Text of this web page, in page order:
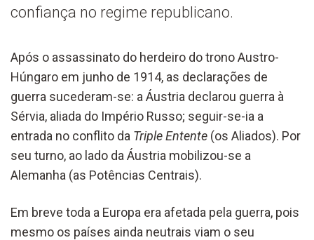
confiança no regime republicano.
Após o assassinato do herdeiro do trono Austro-
Húngaro em junho de 1914, as declarações de
guerra sucederam-se: a Áustria declarou guerra à
Sérvia, aliada do Império Russo; seguir-se-ia a
entrada no conflito da Triple Entente (os Aliados). Por
seu turno, ao lado da Áustria mobilizou-se a
Alemanha (as Potências Centrais).
Em breve toda a Europa era afetada pela guerra, pois
mesmo os países ainda neutrais viam o seu